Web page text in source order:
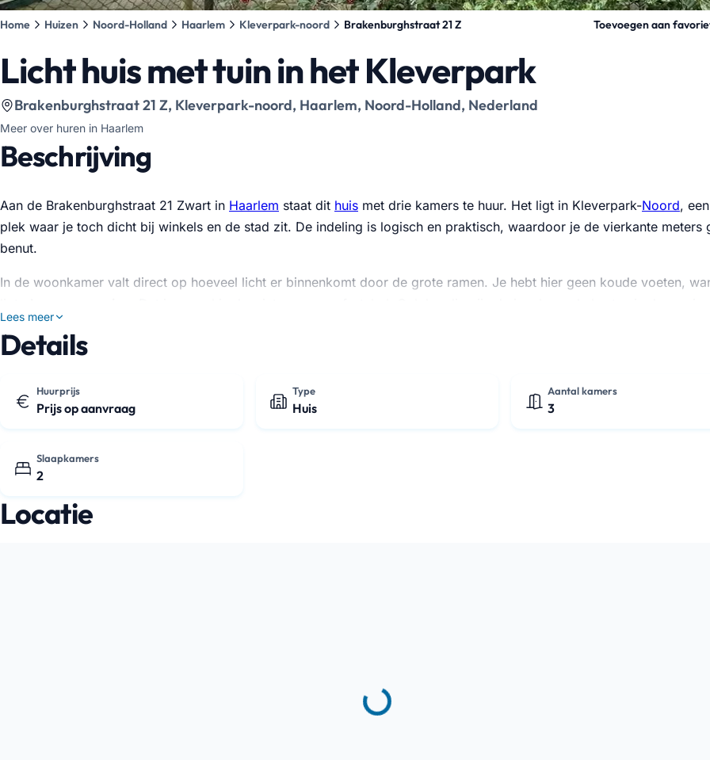
Home Huizen Noord-Holland Haarlem Kleverpark-noord Brakenburghstraat 21 Z Toevoegen aan
Licht huis met tuin in het Kleverpark
Bekijk locatie op kaart:
Brakenburghstraat 21 Z, Kleverpark-noord, Haarlem, Noord-Holland, Nederland
Meer over huren in Haarlem
Beschrijving
Aan de Brakenburghstraat 21 Zwart in Haarlem staat dit huis met drie kamers te huur. Het ligt in Kleverpark-Noord,
plek waar je toch dicht bij winkels en de stad zit. De indeling is logisch en praktisch, waardoor je de vierkante meters
benut.
In de woonkamer valt direct op hoeveel licht er binnenkomt door de grote ramen. Je hebt hier geen koude voeten,
berg je spullen makkelijk uit het zicht op en blijft de ruimte netjes.
Je beschikt over twee slaapkame…
Lees meer
Details
Huurprijs
Prijs op aanvraag
Type
Huis
Aantal kamers
3
Slaapkamers
2
Locatie